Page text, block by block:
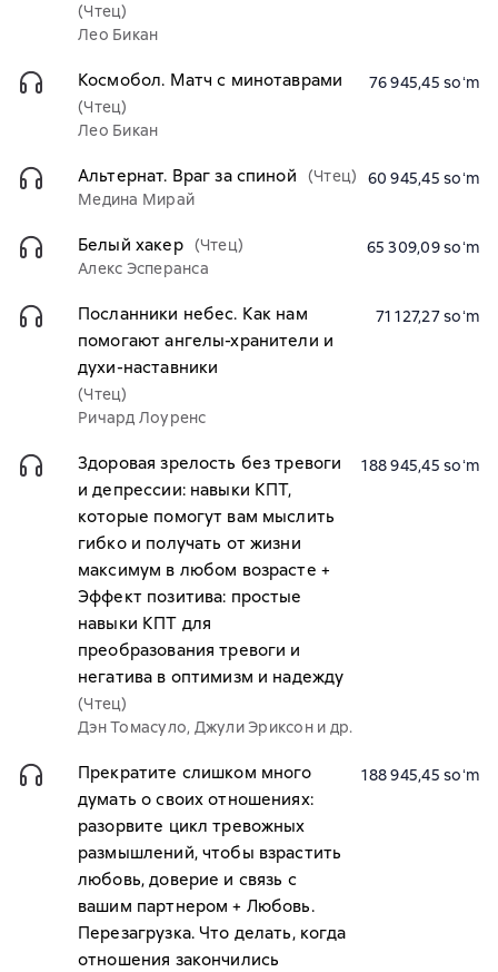
(Чтец)
Лео Бикан
Космобол. Матч с минотаврами
(Чтец)
Лео Бикан
76 945,45 soʻm
Альтернат. Враг за спиной
(Чтец)
Медина Мирай
60 945,45 soʻm
Белый хакер (Чтец)
Алекс Эсперанса
65 309,09 soʻm
Посланники небес. Как нам
помогают ангелы-хранители и
духи-наставники
(Чтец)
Ричард Лоуренс
71 127,27 soʻm
Здоровая зрелость без тревоги
и депрессии: навыки КПТ,
которые помогут вам мыслить
гибко и получать от жизни
максимум в любом возрасте +
Эффект позитива: простые
навыки КПТ для
преобразования тревоги и
негатива в оптимизм и надежду
(Чтец)
Дэн Томасуло, Джули Эриксон и др.
188 945,45 soʻm
Прекратите слишком много
думать о своих отношениях:
разорвите цикл тревожных
размышлений, чтобы взрастить
любовь, доверие и связь с
вашим партнером + Любовь.
Перезагрузка. Что делать, когда
отношения закончились
188 945,45 soʻm